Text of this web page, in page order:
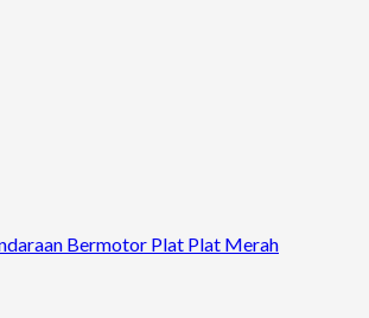
Bermotor Plat Plat Merah